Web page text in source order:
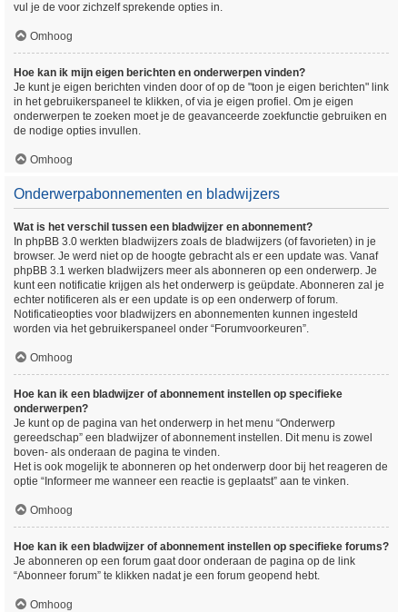
vul je de voor zichzelf sprekende opties in.
Omhoog
Hoe kan ik mijn eigen berichten en onderwerpen vinden?
Je kunt je eigen berichten vinden door of op de "toon je eigen berichten" link
in het gebruikerspaneel te klikken, of via je eigen profiel. Om je eigen
onderwerpen te zoeken moet je de geavanceerde zoekfunctie gebruiken en
de nodige opties invullen.
Omhoog
Onderwerpabonnementen en bladwijzers
Wat is het verschil tussen een bladwijzer en abonnement?
In phpBB 3.0 werkten bladwijzers zoals de bladwijzers (of favorieten) in je
browser. Je werd niet op de hoogte gebracht als er een update was. Vanaf
phpBB 3.1 werken bladwijzers meer als abonneren op een onderwerp. Je
kunt een notificatie krijgen als het onderwerp is geüpdate. Abonneren zal je
echter notificeren als er een update is op een onderwerp of forum.
Notificatieopties voor bladwijzers en abonnementen kunnen ingesteld
worden via het gebruikerspaneel onder “Forumvoorkeuren”.
Omhoog
Hoe kan ik een bladwijzer of abonnement instellen op specifieke
onderwerpen?
Je kunt op de pagina van het onderwerp in het menu “Onderwerp
gereedschap” een bladwijzer of abonnement instellen. Dit menu is zowel
boven- als onderaan de pagina te vinden.
Het is ook mogelijk te abonneren op het onderwerp door bij het reageren de
optie “Informeer me wanneer een reactie is geplaatst” aan te vinken.
Omhoog
Hoe kan ik een bladwijzer of abonnement instellen op specifieke forums?
Je abonneren op een forum gaat door onderaan de pagina op de link
“Abonneer forum” te klikken nadat je een forum geopend hebt.
Omhoog